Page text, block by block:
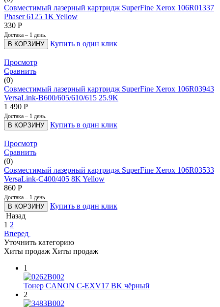
Совместимый лазерный картридж SuperFine Xerox 106R01337
Phaser 6125 1K Yellow
330 Р
Достака – 1 день.
В КОРЗИНУ Купить в один клик
Просмотр
Сравнить
(0)
Совместимый лазерный картридж SuperFine Xerox 106R03943
VersaLink-B600/605/610/615 25.9K
1 490 Р
Достака – 1 день.
В КОРЗИНУ Купить в один клик
Просмотр
Сравнить
(0)
Совместимый лазерный картридж SuperFine Xerox 106R03533
VersaLink-C400/405 8K Yellow
860 Р
Достака – 1 день.
В КОРЗИНУ
Купить в один клик
Назад
1 2
Вперед
Уточнить категорию
Хиты продаж Хиты продаж
1
Тонер CANON C-EXV17 BK чёрный
2